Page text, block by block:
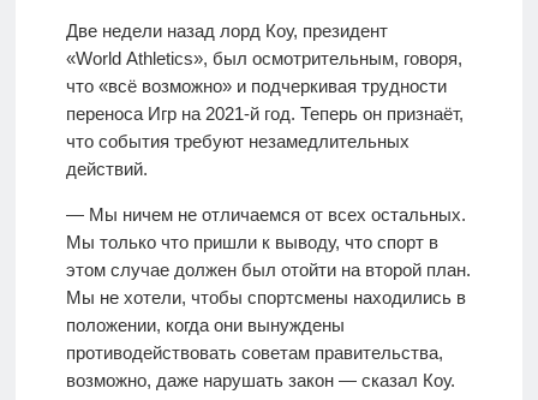
Две недели назад лорд Коу, президент
«World Athletics», был осмотрительным, говоря,
что «всё возможно» и подчеркивая трудности
переноса Игр на 2021-й год. Теперь он признаёт,
что события требуют незамедлительных
действий.
— Мы ничем не отличаемся от всех остальных.
Мы только что пришли к выводу, что спорт в
этом случае должен был отойти на второй план.
Мы не хотели, чтобы спортсмены находились в
положении, когда они вынуждены
противодействовать советам правительства,
возможно, даже нарушать закон — сказал Коу.